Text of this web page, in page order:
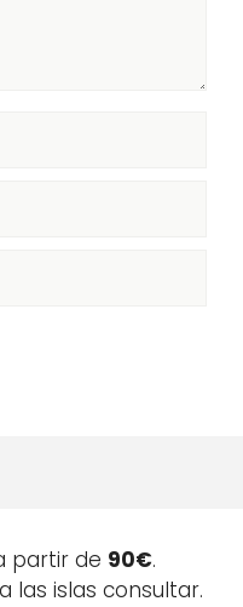
partir de 90€.
las islas consultar.